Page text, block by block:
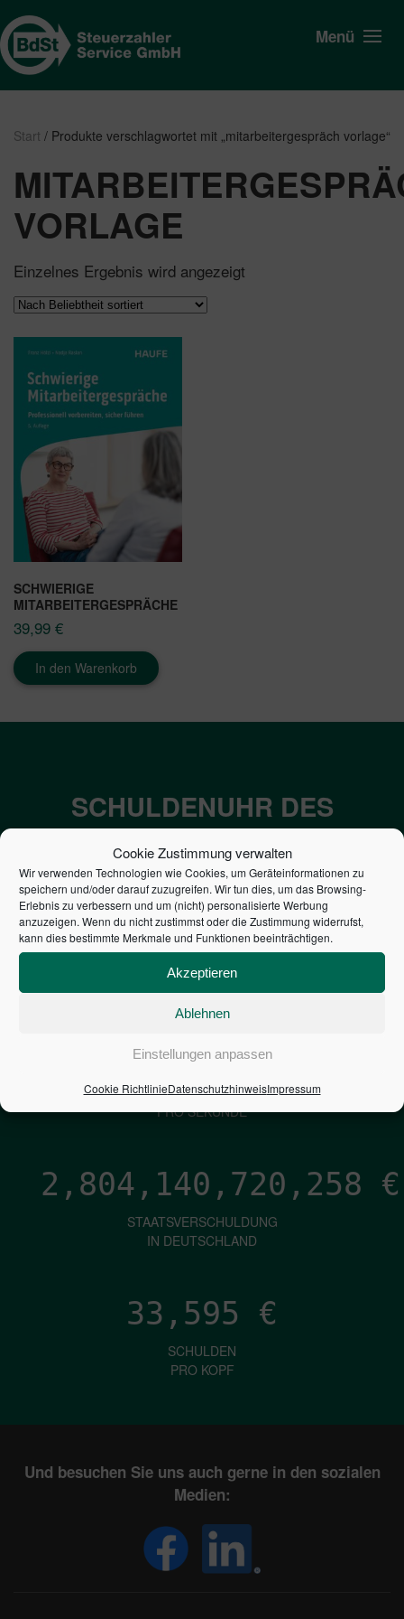
Cookie Zustimmung verwalten
Wir verwenden Technologien wie Cookies, um Geräteinformationen zu
speichern und/oder darauf zuzugreifen. Wir tun dies, um das Browsing-
Erlebnis zu verbessern und um (nicht) personalisierte Werbung
anzuzeigen. Wenn du nicht zustimmst oder die Zustimmung widerrufst,
kann dies bestimmte Merkmale und Funktionen beeinträchtigen.
Akzeptieren
Ablehnen
Einstellungen anpassen
Cookie RichtlinieDatenschutzhinweisImpressum
Menü
Start / Produkte verschlagwortet mit „mitarbeitergespräch vorlage“
VORLAGE
Einzelnes Ergebnis wird angezeigt
SCHWIERIGE
MITARBEITERGESPRÄCHE
39,99 €
In den Warenkorb
SCHULDENUHR DES
BUNDES DER
STEUERZAHLER
7,052€
PRO SEKUNDE
1,601€
ZINSEN
PRO SEKUNDE
2,804,140,721,040 €
STAATSVERSCHULDUNG
IN DEUTSCHLAND
33,595 €
SCHULDEN
PRO KOPF
Und besuchen Sie uns auch gerne in den sozialen
Medien: